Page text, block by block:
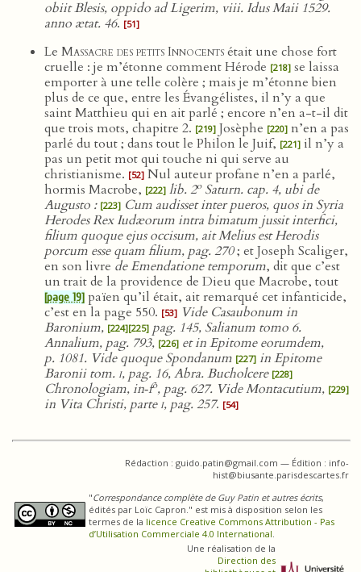
obiit Blesis, oppido ad Ligerim, viii. Idus Maii 1529.
anno ætat. 46. [51]
Le Massacre des petits Innocentsétait une chose fort
cruelle : je m’étonne comment Hérode [218] se laissa
emporter à une telle colère ; mais je m’étonne bien
plus de ce que, entre les Évangélistes, il n’y a que
saint Matthieu qui en ait parlé ; encore n’en a-t-il dit
que trois mots, chapitre 2. [219] Josèphe [220] n’en a pas
parlé du tout ; dans tout le Philon le Juif, [221] il n’y a
pas un petit mot qui touche ni qui serve au
christianisme. [52] Nul auteur profane n’en a parlé,
hormis Macrobe, [222] lib. 2oSaturn. cap. 4, ubi de
Augusto : [223] Cum audisset inter pueros, quos in Syria
Herodes Rex Iudæorum intra bimatum jussit interfici,
filium quoque ejus occisum, ait Melius est Herodis
porcum esse quam filium, pag. 270; et Joseph Scaliger,
en son livre de Emendatione temporum, dit que c’est
un trait de la providence de Dieu que Macrobe, tout
[page 19] païen qu’il était, ait remarqué cet infanticide,
c’est en la page 550. [53] Vide Casaubonum in
Baronium, [224][225] pag. 145, Salianum tomo 6.
Annalium, pag. 793, [226] et in Epitome eorumdem,
p. 1081. Vide quoque Spondanum [227] in Epitome
Baronii tom. i, pag. 16, Abra. Bucholcere [228]
Chronologiam, in‑fo, pag. 627. Vide Montacutium, [229]
in Vita Christi, partei, pag. 257. [54]
Rédaction : guido.patin@gmail.com — Édition : info-
hist@biusante.parisdescartes.fr
"Correspondance complète de Guy Patin et autres écrits,
édités par Loïc Capron." est mis à disposition selon les
termes de la licence Creative Commons Attribution - Pas
d’Utilisation Commerciale 4.0 International.
Une réalisation de la
Direction des